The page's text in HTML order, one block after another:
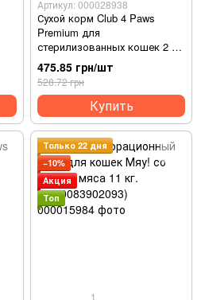
Артикул: 000028938
Сухой корм Club 4 Paws
Premium для
стерилизованных кошек 2 кг
(4820083909276)
475.85 грн/шт
528.72 грн
Купить
Только 22 дня
−10%
Акция
Топ
1